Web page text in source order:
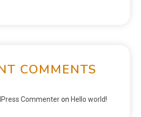
COMMENTS
Commenteron Hello world!